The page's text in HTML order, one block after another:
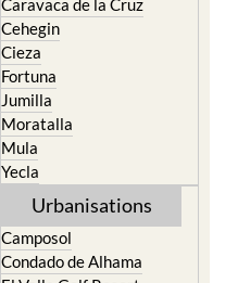
Totana
North & North West
Bullas
Calasparra
Caravaca de la Cruz
Cehegin
Cieza
Fortuna
Jumilla
Moratalla